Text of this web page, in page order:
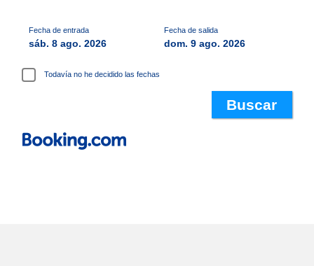
Fecha de entrada
sáb. 8 ago. 2026
Fecha de salida
dom. 9 ago. 2026
Todavía no he decidido las fechas